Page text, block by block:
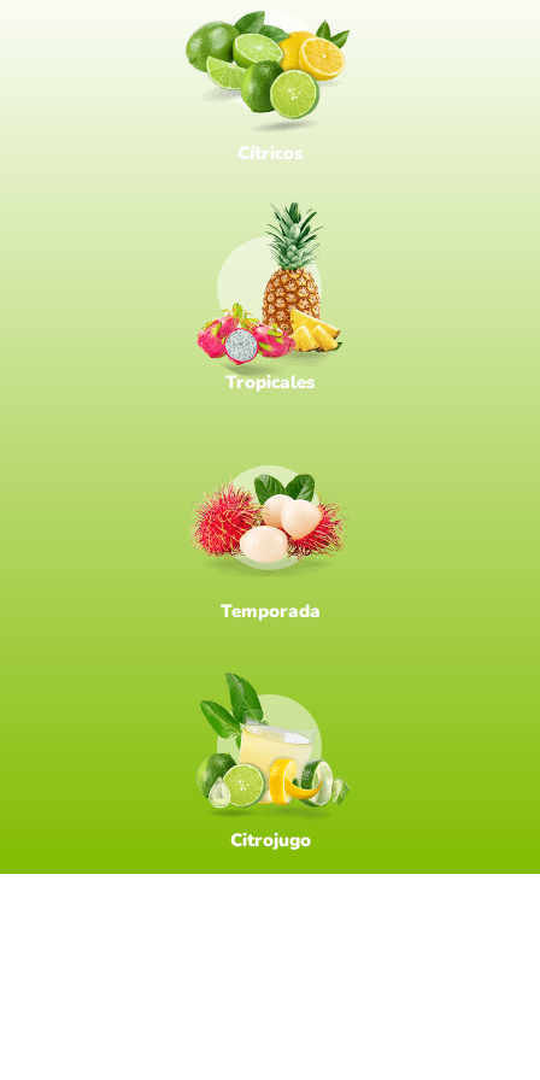
Cítricos
Tropicales
Temporada
Citrojugo